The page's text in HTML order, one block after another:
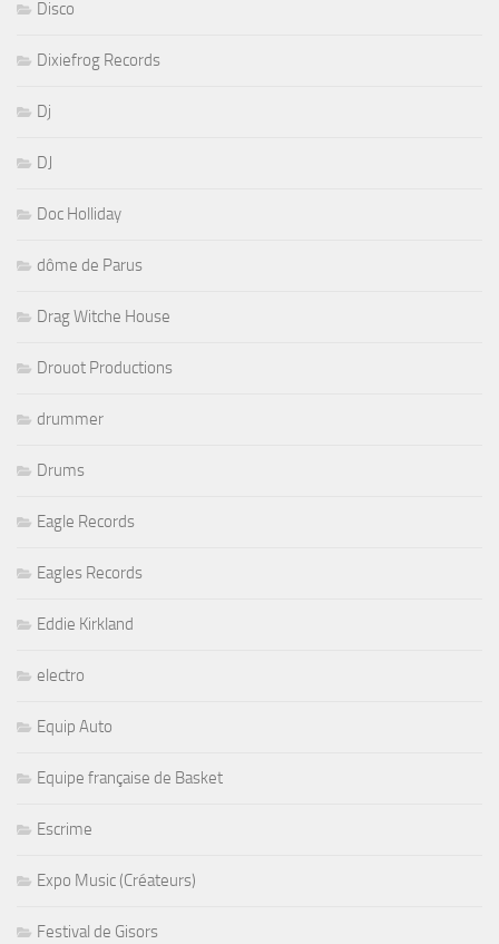
Disco
Dixiefrog Records
Dj
DJ
Doc Holliday
dôme de Parus
Drag Witche House
Drouot Productions
drummer
Drums
Eagle Records
Eagles Records
Eddie Kirkland
electro
Equip Auto
Equipe française de Basket
Escrime
Expo Music (Créateurs)
Festival de Gisors